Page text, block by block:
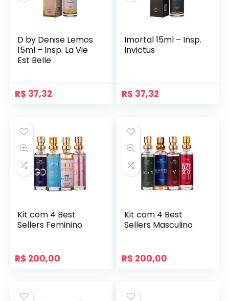
D by Denise Lemos
15ml – Insp. La Vie
Est Belle
R$ 37,32
Imortal 15ml – Insp.
Invictus
R$ 37,32
Kit com 4 Best
Sellers Feminino
R$ 200,00
Kit com 4 Best
Sellers Masculino
R$ 200,00